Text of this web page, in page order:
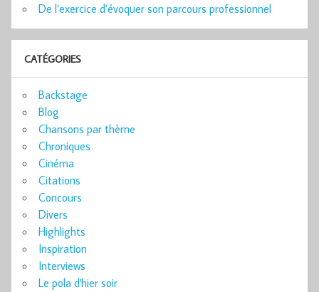
De l’exercice d’évoquer son parcours professionnel
CATÉGORIES
Backstage
Blog
Chansons par thème
Chroniques
Cinéma
Citations
Concours
Divers
Highlights
Inspiration
Interviews
Le pola d'hier soir